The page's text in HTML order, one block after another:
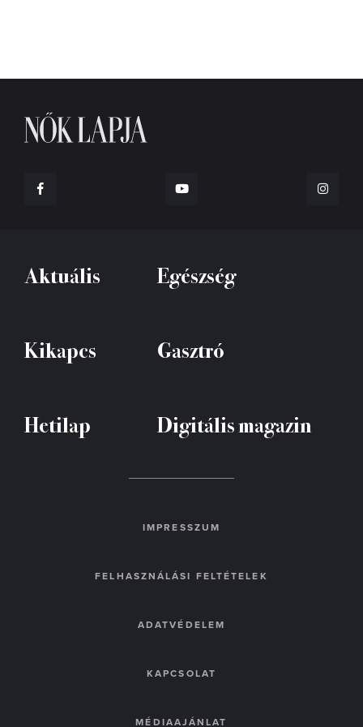
Aktuális Egészség
Kikapcs Gasztró
Hetilap Digitális magazin
IMPRESSZUM
FELHASZNÁLÁSI FELTÉTELEK
ADATVÉDELEM
KAPCSOLAT
MÉDIAAJÁNLAT